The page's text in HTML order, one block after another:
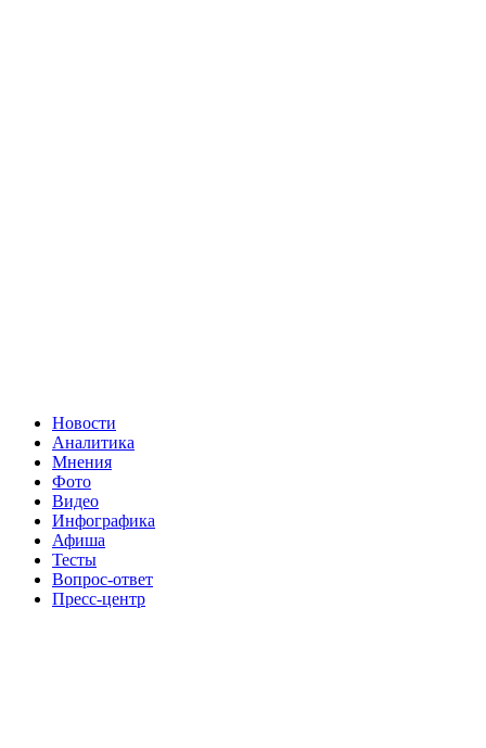
Новости
Аналитика
Мнения
Фото
Видео
Инфографика
Афиша
Тесты
Вопрос-ответ
Пресс-центр